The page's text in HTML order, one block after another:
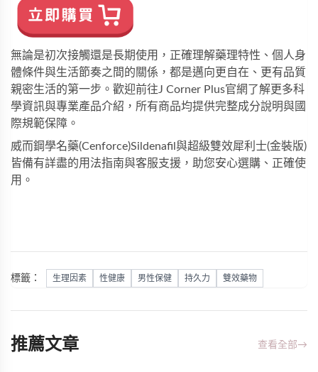
無論是初次接觸還是長期使用，正確理解藥理特性、個人身
體條件與生活節奏之間的關係，都是邁向更自在、更有品質
親密生活的第一步。歡迎前往J Corner Plus官網了解更多科
學資訊與專業產品介紹，所有商品均提供完整成分說明與國
際規範保障。
威而鋼學名藥(Cenforce)Sildenafil 與超級雙效犀利士(金裝版)
皆備有詳盡的用法指南與客服支援，助您安心選購、正確使
用。
標籤： 生理因素 性健康 男性保健 持久力 雙效藥物
推薦文章 查看全部→